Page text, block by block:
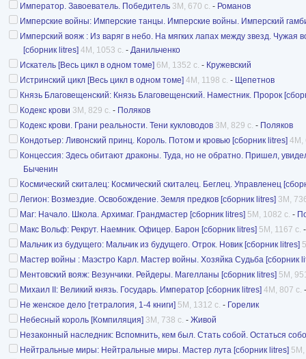
Император. Завоеватель. Победитель 3M, 670 с. - Романов
Имперские войны: Имперские танцы. Имперские войны. Имперский
Имперский вояж : Из варяг в небо. На мягких лапах между звезд. Чужая
[сборник litres] 4M, 1053 с. - Данильченко
Искатель [Весь цикл в одном томе] 6M, 1352 с. - Кружевский
Истринский цикл [Весь цикл в одном томе] 4M, 1198 с. - Щепетнов
Князь Благовещенский: Князь Благовещенский. Наместник. Пророк
Кодекс крови 3M, 829 с. - Поляков
Кодекс крови. Грани реальности. Тени кукловодов 3M, 829 с. - Поляков
Кондотьер: Ливонский принц. Король. Потом и кровью [сборник litres] 4M,
Концессия: Здесь обитают драконы. Туда, но не обратно. Пришел,
Быченин
Космический скиталец: Космический скиталец. Беглец. Управленец
Легион: Возмездие. Освобождение. Земля предков [сборник litres] 3M,
Маг: Начало. Школа. Архимаг. Грандмастер [сборник litres] 5M, 1082 с. -
Макс Вольф: Рекрут. Наемник. Офицер. Барон [сборник litres] 5M, 1167 с.
Мальчик из будущего: Мальчик из будущего. Отрок. Новик [сборник litres]
Мастер войны : Маэстро Карл. Мастер войны. Хозяйка Судьба [сборник
Ментовский вояж: Везунчики. Рейдеры. Магелланы [сборник litres] 5M,
Михаил II: Великий князь. Государь. Император [сборник litres] 4M, 807 с.
Не женское дело [тетралогия, 1-4 книги] 5M, 1312 с. - Горелик
Небесный король [Компиляция] 3M, 738 с. - Живой
Незаконный наследник: Вспомнить, кем был. Стать собой. Остаться
Нейтральные миры: Нейтральные миры. Мастер лута [сборник litres]